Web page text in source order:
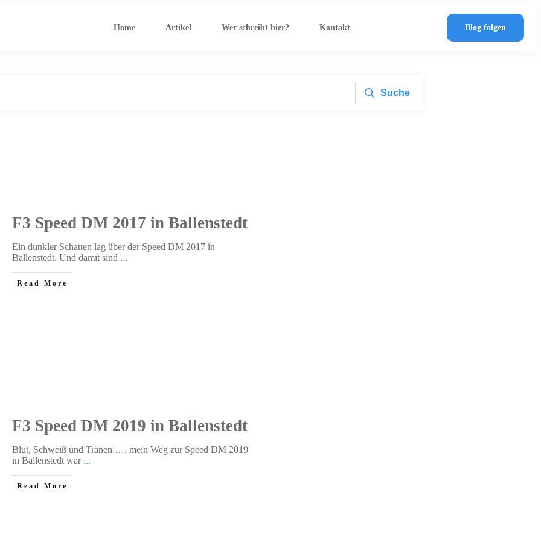
Home Artikel Wer schreibt hier? Kontakt Blog folgen
Suche
F3 Speed DM 2017 in Ballenstedt
Ein dunkler Schatten lag über der Speed DM 2017 in
Ballenstedt. Und damit sind ...
​Read More
F3 Speed DM 2019 in Ballenstedt
Blut, Schweiß und Tränen …. mein Weg zur Speed DM 2019
in Ballenstedt war ...
​Read More